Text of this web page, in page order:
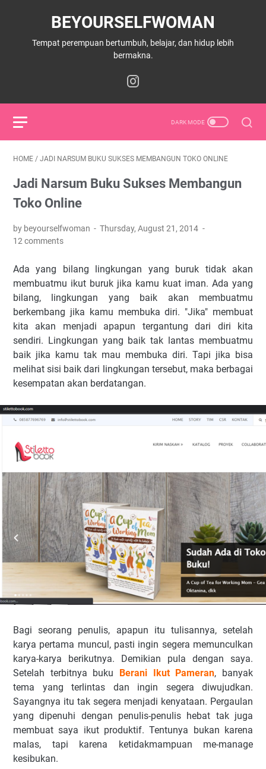
BEYOURSELFWOMAN
Tempat perempuan bertumbuh, belajar, dan hidup lebih
bermakna.
HOME / JADI NARSUM BUKU SUKSES MEMBANGUN TOKO ONLINE
Jadi Narsum Buku Sukses Membangun
Toko Online
by beyourselfwoman
Thursday, August 21, 2014
12 comments
Ada yang bilang lingkungan yang buruk tidak akan
membuatmu ikut buruk jika kamu kuat iman. Ada yang
bilang, lingkungan yang baik akan membuatmu
berkembang jika kamu membuka diri. "Jika" membuat
kita akan menjadi apapun tergantung dari diri kita
sendiri. Lingkungan yang baik tak lantas membuatmu
baik jika kamu tak mau membuka diri. Tapi jika bisa
melihat sisi baik dari lingkungan tersebut, maka berbagai
kesempatan akan berdatangan.
Bagi seorang penulis, apapun itu tulisannya, setelah
karya pertama muncul, pasti ingin segera memunculkan
karya-karya berikutnya. Demikian pula dengan saya.
Setelah terbitnya buku Berani Ikut Pameran, banyak
tema yang terlintas dan ingin segera diwujudkan.
Sayangnya itu tak segera menjadi kenyataan. Pergaulan
yang dipenuhi dengan penulis-penulis hebat tak juga
membuat saya ikut produktif. Tentunya bukan karena
malas, tapi karena ketidakmampuan me-manage
kesibukan.